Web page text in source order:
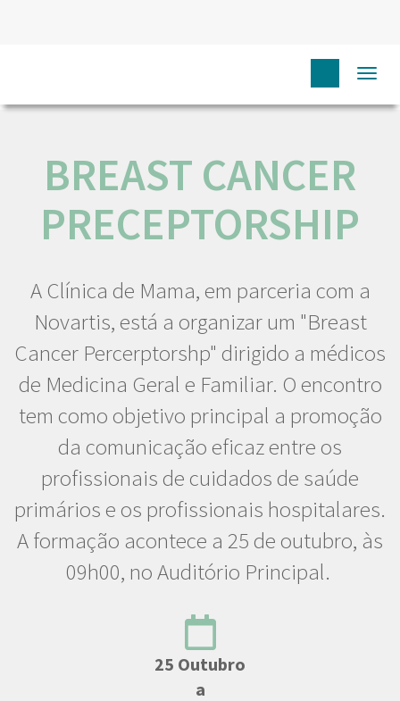
BREAST CANCER
PRECEPTORSHIP
A Clínica de Mama, em parceria com a
Novartis, está a organizar um "Breast
Cancer Percerptorshp" dirigido a médicos
de Medicina Geral e Familiar. O encontro
tem como objetivo principal a promoção
da comunicação eficaz entre os
profissionais de cuidados de saúde
primários e os profissionais hospitalares.
A formação acontece a 25 de outubro, às
09h00, no Auditório Principal.
25 Outubro
a